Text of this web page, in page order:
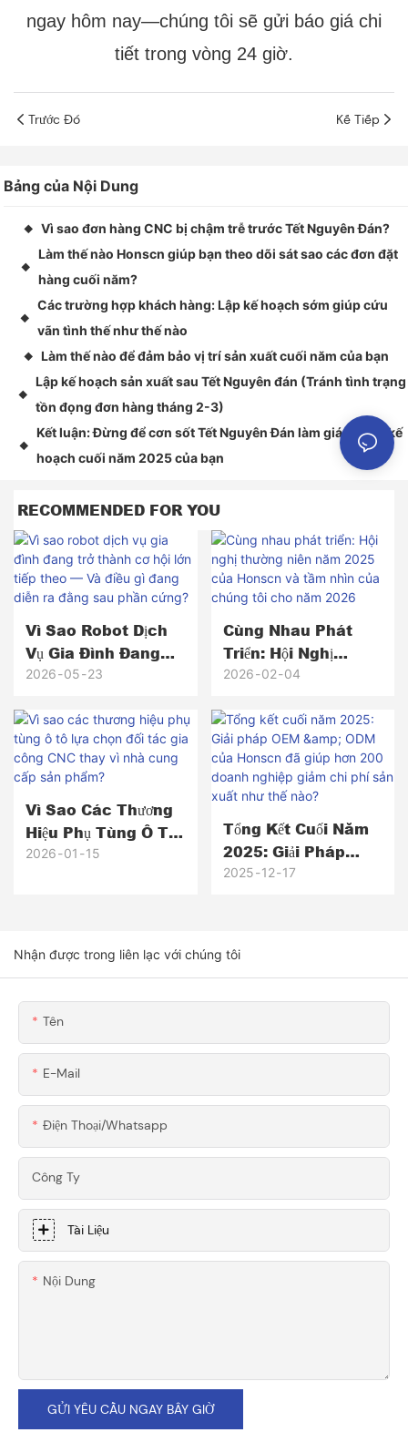
ngay hôm nay—chúng tôi sẽ gửi báo giá chi
tiết trong vòng 24 giờ.
Trước Đó Kế Tiếp
Bảng của Nội Dung
◆ Vì sao đơn hàng CNC bị chậm trễ trước Tết Nguyên Đán?
◆
Làm thế nào Honscn giúp bạn theo dõi sát sao các đơn đặt
hàng cuối năm?
◆
Các trường hợp khách hàng: Lập kế hoạch sớm giúp cứu
vãn tình thế như thế nào
◆ Làm thế nào để đảm bảo vị trí sản xuất cuối năm của bạn
◆
Lập kế hoạch sản xuất sau Tết Nguyên đán (Tránh tình trạng
tồn đọng đơn hàng tháng 2-3)
◆
Kết luận: Đừng để cơn sốt Tết Nguyên Đán làm gián đoạn kế
hoạch cuối năm 2025 của bạn
RECOMMENDED FOR YOU
Vì Sao Robot Dịch
Vụ Gia Đình Đang
Trở Thành Cơ Hội
Điều Gì Đang Diễn
Ra Đằng Sau Phần
Cứng?
2026 05 23
Cùng Nhau Phát
Triển: Hội Nghị
Thường Niên Năm
Và Tầm Nhìn Của
Chúng Tôi Cho Năm
2026
2026 02 04
Vì Sao Các Thương
Hiệu Phụ Tùng Ô Tô
Lựa Chọn Đối Tác
2026 01 15
Tổng Kết Cuối Năm
2025: Giải Pháp
OEM & ODM Của
Sản Xuất Như Thế
2025 12 17
Nhận được trong liên lạc với chúng tôi
Tên
E-Mail
Điện Thoại/whatsapp
Công Ty
Tài Liệu
Nội Dung
GỬI YÊU CẦU NGAY BÂY GIỜ